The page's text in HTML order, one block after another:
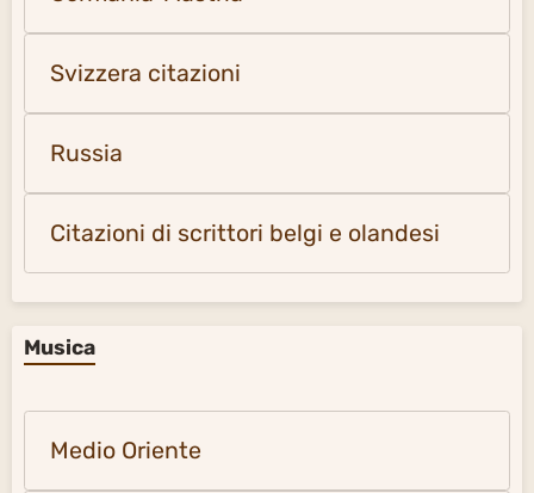
Svizzera citazioni
Russia
Citazioni di scrittori belgi e olandesi
Musica
Medio Oriente